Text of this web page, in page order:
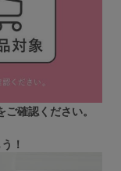
ご確認ください。
！